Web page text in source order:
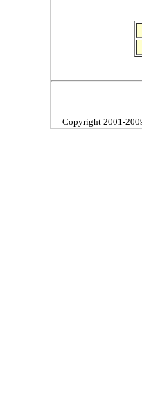
Copyright 2001-